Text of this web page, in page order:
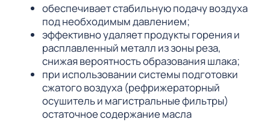
обеспечивает стабильную подачу воздуха
под необходимым давлением;
эффективно удаляет продукты горения и
расплавленный металл из зоны реза,
снижая вероятность образования шлака;
при использовании системы подготовки
сжатого воздуха (рефрижераторный
осушитель и магистральные фильтры)
остаточное содержание масла